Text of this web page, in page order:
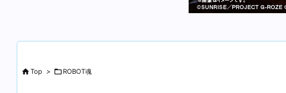
Top > ROBOT魂